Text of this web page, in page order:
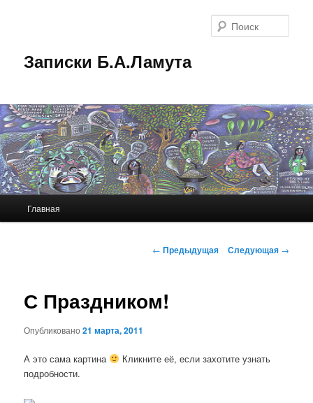
Записки Б.А.Ламута
Главная
Навигация
← Предыдущая Следующая →
С Праздником!
Опубликовано21 марта, 2011
А это сама картина
Кликните её, если захотите узнать
подробности.